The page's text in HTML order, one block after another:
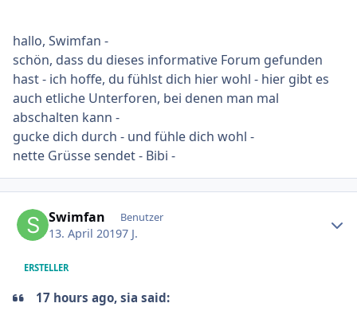
hallo, Swimfan -
schön, dass du dieses informative Forum gefunden
hast - ich hoffe, du fühlst dich hier wohl - hier gibt es
auch etliche Unterforen, bei denen man mal
abschalten kann -
gucke dich durch - und fühle dich wohl -
nette Grüsse sendet - Bibi -
Swimfan Benutzer
13. April 20197 J.
ERSTELLER
17 hours ago, sia said: